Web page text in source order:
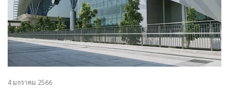
4 มกราคม 2566